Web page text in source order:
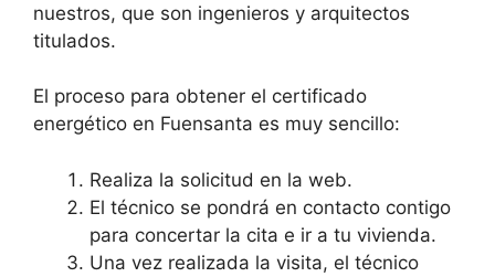
nuestros, que son ingenieros y arquitectos
titulados.
El proceso para obtener el certificado
energético en Fuensanta es muy sencillo:
Realiza la solicitud en la web.
El técnico se pondrá en contacto contigo
para concertar la cita e ir a tu vivienda.
Una vez realizada la visita, el técnico